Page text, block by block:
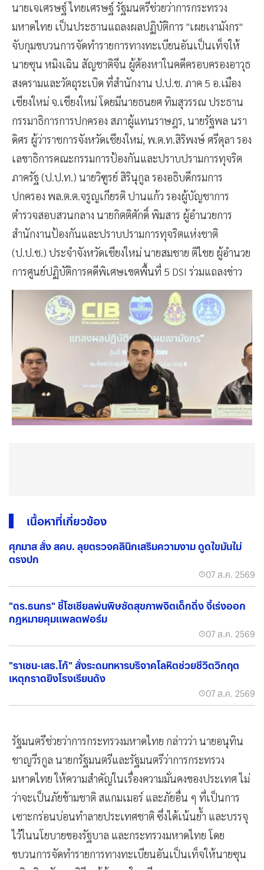
นายเจเศรษฐ์ ไทยเศรษฐ์ รัฐมนตรีช่วยว่าการกระทรวง
มหาดไทย เป็นประธานแถลงผลปฏิบัติการ "เผยเงามังกร"
จับกุมขบวนการจัดทำรายการทางทะเบียนอันเป็นเท็จให้
นายซุน หมิงเฉิน สัญชาติจีน ผู้ต้องหาในคดีครอบครองอาวุธ
สงครามและวัตถุระเบิด ที่สํานักงาน ป.ป.ช. ภาค 5 อ.เมือง
เชียงใหม่ จ.เชียงใหม่ โดยมีนายธนยศ ทิมสุวรรณ ประธาน
กรรมาธิการการปกครอง สภาผู้แทนราษฎร, นายรัฐพล นรา
ดิศร ผู้ว่าราชการจังหวัดเชียงใหม่, พ.ต.ท.สิริพงษ์ ศรีตุลา รอง
เลขาธิการคณะกรรมการป้องกันและปราบปรามการทุจริต
ภาครัฐ (ป.ป.ท.) นายวิฑูรย์ สิรินุกูล รองอธิบดีกรมการ
ปกครอง พล.ต.ต.จรูญเกียรติ ปานแก้ว รองผู้บัญชาการ
ตำรวจสอบสวนกลาง นายกิตติศักดิ์ พิมสาร ผู้อำนวยการ
สำนักงานป้องกันและปราบปรามการทุจริตแห่งชาติ
(ป.ป.ช.) ประจำจังหวัดเชียงใหม่ นายสมชาย ติไชย ผู้อำนวย
การศูนย์ปฏิบัติการคดีพิเศษเขตพื้นที่ 5 DSI ร่วมแถลงข่าว
เนื้อหาที่เกี่ยวข้อง
ศุภมาส สั่ง สคบ. ลุยตรวจคลินิกเสริมความงาม ดูดไขมันไม่
ตรงปก
07 ส.ค. 2569
"ดร.ธนกร" ชี้โซเชียลพ่นพิษซัดสุขภาพจิตเด็กดิ่ง จี้เร่งออก
กฎหมายคุมแพลตฟอร์ม
07 ส.ค. 2569
"ราเชน-เสธ.โก้" สั่งระดมทหารบริจาคโลหิตช่วยชีวิตวิกฤต
เหตุกราดยิงโรงเรียนดัง
07 ส.ค. 2569
รัฐมนตรีช่วยว่าการกระทรวงมหาดไทย กล่าวว่า นายอนุทิน
ชาญวีรกูล นายกรัฐมนตรีและรัฐมนตรีว่าการกระทรวง
มหาดไทย ให้ความสำคัญในเรื่องความมั่นคงของประเทศ ไม่
ว่าจะเป็นภัยข้ามชาติ สแกมเมอร์ และภัยอื่น ๆ ที่เป็นการ
เซาะกร่อนบ่อนทำลายประเทศชาติ ซึ่งได้เน้นย้ำ และบรรจุ
ไว้ในนโยบายของรัฐบาล และกระทรวงมหาดไทย โดย
ขบวนการจัดทำรายการทางทะเบียนอันเป็นเท็จให้นายซุน